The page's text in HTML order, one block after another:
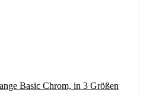
Basic Chrom, in 3 Größen